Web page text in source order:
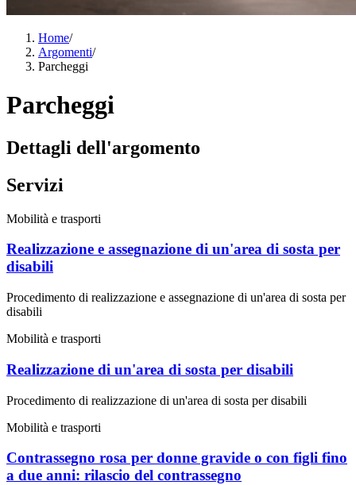
Home/
Argomenti/
Parcheggi
Parcheggi
Dettagli dell'argomento
Servizi
Mobilità e trasporti
Realizzazione e assegnazione di un'area di sosta per
disabili
Procedimento di realizzazione e assegnazione di un'area di sosta per
disabili
Mobilità e trasporti
Realizzazione di un'area di sosta per disabili
Procedimento di realizzazione di un'area di sosta per disabili
Mobilità e trasporti
Contrassegno rosa per donne gravide o con figli fino
a due anni: rilascio del contrassegno